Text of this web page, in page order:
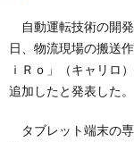
自動運転技術の開
日、物流現場の搬送
ｉＲｏ」（キャリロ
追加したと発表した。
タブレット端末の